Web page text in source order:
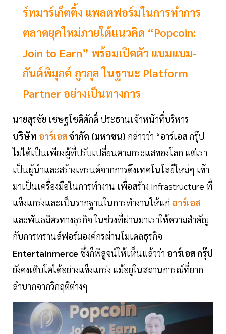
ร์ทมาร์เก็ตติ้ง แพลตฟอร์มในการทำการ
ตลาดยุคใหม่ภายใต้แนวคิด “Popcoin:
Join to Earn” พร้อมเปิดตัว แบมแบม-
กันต์พิมุกต์ ภูวกุล ในฐานะ Platform
Partner อย่างเป็นทางการ
นายสุรชัย เชษฐโชติศักดิ์ ประธานเจ้าหน้าที่บริหาร
บริษัท อาร์เอสจำกัด (มหาชน) กล่าวว่า “อาร์เอส กรุ๊ป
ไม่ได้เป็นเพียงผู้ที่ปรับเปลี่ยนตามกระแสของโลก แต่เรา
เป็นผู้นำและสร้างเทรนด์จากการดึงเทคโนโลยีใหม่ๆ เข้า
มาเป็นเครื่องมือในการทำงาน เพื่อสร้าง Infrastructure ที่
แข็งแกร่งและเป็นรากฐานในการทำงานให้แก่ อาร์เอส
และพันธมิตรทางธุรกิจ ในช่วงที่ผ่านมาเราให้ความสำคัญ
กับการทรานส์ฟอร์มองค์กรผ่านโมเดลธุรกิจ
Entertainmerce ซึ่งก็พิสูจน์ให้เห็นแล้วว่า อาร์เอส กรุ๊ป
ยังคงเติบโตได้อย่างแข็งแกร่ง แม้อยู่ในสถานการณ์ที่ยาก
ลำบากจากวิกฤติต่างๆ